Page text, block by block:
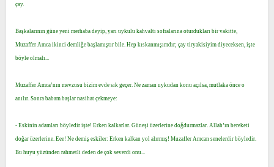
çay.
Başkalarının güne yeni merhaba deyip, yarı uykulu kahvaltı sofralarına oturdukları bir vakitte,
Muzaffer Amca ikinci demliğe başlamıştır bile. Hep kıskanmışımdır; çay tiryakisiyim diyeceksen, işte
böyle olmalı...
Muzaffer Amca’nın mevzusu bizim evde sık geçer. Ne zaman uykudan konu açılsa, mutlaka önce o
anılır. Sonra babam başlar nasihat çekmeye:
- Eskinin adamları böyledir işte! Erken kalkarlar. Güneşi üzerlerine doğdurmazlar. Allah’ın bereketi
doğar üzerlerine. Eee! Ne demiş eskiler: Erken kalkan yol alırmış! Muzaffer Amcan senelerdir böyledir.
Bu huyu yüzünden rahmetli deden de çok severdi onu...